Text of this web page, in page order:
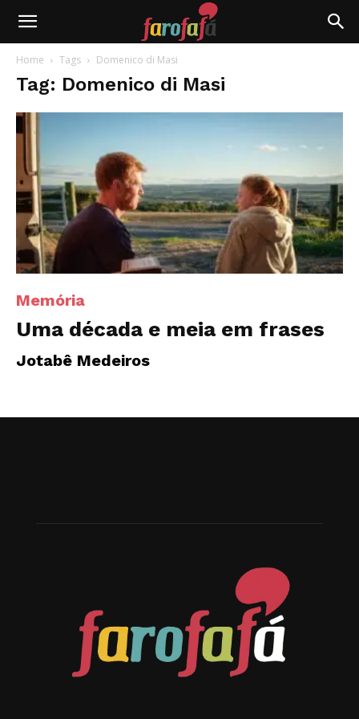
Farofafá
Home Tags Domenico di Masi
Tag: Domenico di Masi
Memória
Uma década e meia em frases
Jotabê Medeiros